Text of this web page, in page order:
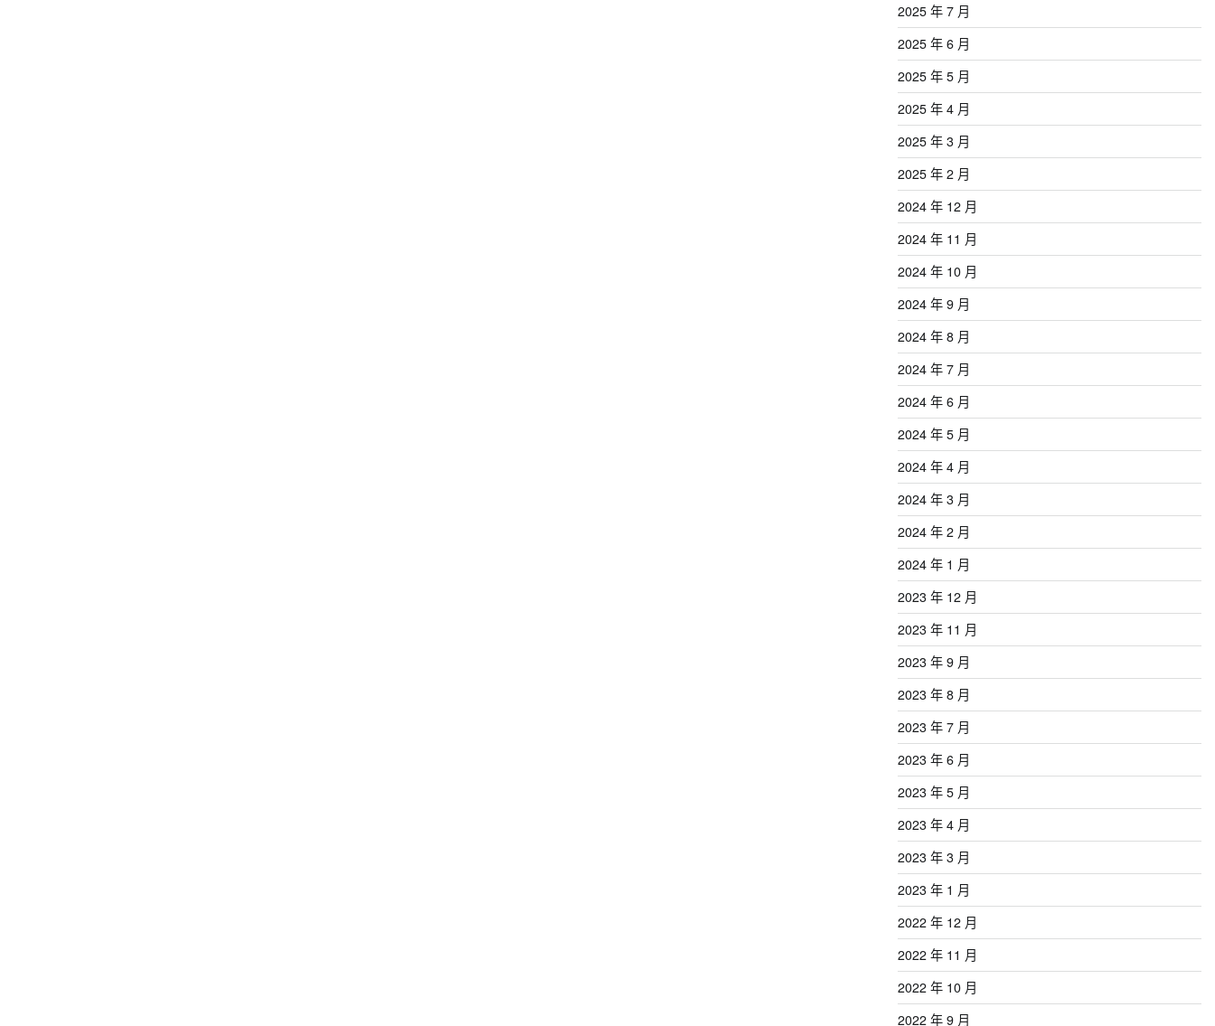
2025 年 7 月
2025 年 6 月
2025 年 5 月
2025 年 4 月
2025 年 3 月
2025 年 2 月
2024 年 12 月
2024 年 11 月
2024 年 10 月
2024 年 9 月
2024 年 8 月
2024 年 7 月
2024 年 6 月
2024 年 5 月
2024 年 4 月
2024 年 3 月
2024 年 2 月
2024 年 1 月
2023 年 12 月
2023 年 11 月
2023 年 9 月
2023 年 8 月
2023 年 7 月
2023 年 6 月
2023 年 5 月
2023 年 4 月
2023 年 3 月
2023 年 1 月
2022 年 12 月
2022 年 11 月
2022 年 10 月
2022 年 9 月